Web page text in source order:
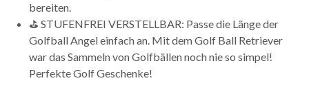
bereiten.
⛳ STUFENFREI VERSTELLBAR: Passe die Länge der
Golfball Angel einfach an. Mit dem Golf Ball Retriever
war das Sammeln von Golfbällen noch nie so simpel!
Perfekte Golf Geschenke!